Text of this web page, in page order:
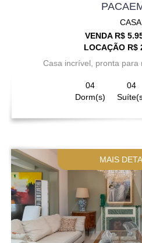
CASA
VENDA R$
LOCAÇÃO R$
Casa incrível, pronta para
04
Dorm(s)
04
MAIS